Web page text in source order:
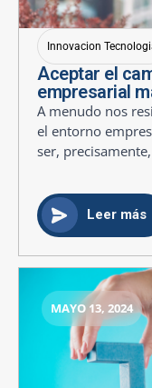
Innovacion
Aceptar el
empresarial
A menudo nos
el entorno
ser,
Leer más
MAYO 13, 2024